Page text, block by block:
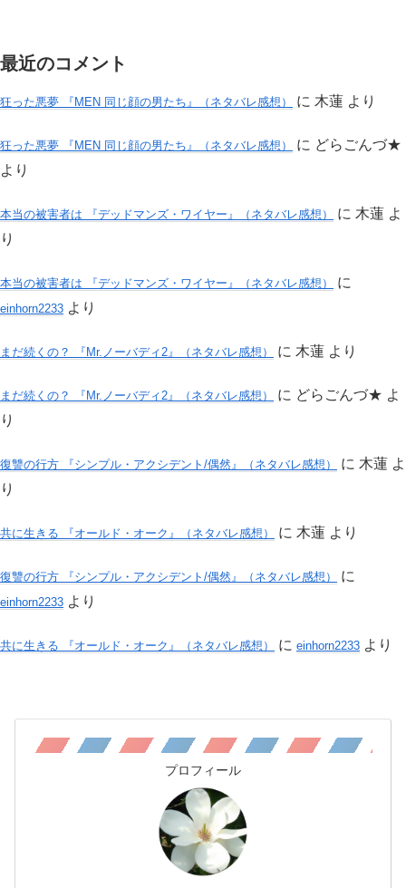
最近のコメント
狂った悪夢 『MEN 同じ顔の男たち』（ネタバレ感想） に 木蓮 より
狂った悪夢 『MEN 同じ顔の男たち』（ネタバレ感想） に どらごんづ★
より
本当の被害者は 『デッドマンズ・ワイヤー』（ネタバレ感想） に 木蓮 よ
り
本当の被害者は 『デッドマンズ・ワイヤー』（ネタバレ感想） に
einhorn2233 より
まだ続くの？ 『Mr.ノーバディ2』（ネタバレ感想） に 木蓮 より
まだ続くの？ 『Mr.ノーバディ2』（ネタバレ感想） に どらごんづ★ よ
り
復讐の行方 『シンプル・アクシデント/偶然』（ネタバレ感想） に 木蓮 よ
り
共に生きる 『オールド・オーク』（ネタバレ感想） に 木蓮 より
復讐の行方 『シンプル・アクシデント/偶然』（ネタバレ感想） に
einhorn2233 より
共に生きる 『オールド・オーク』（ネタバレ感想） に einhorn2233 より
プロフィール